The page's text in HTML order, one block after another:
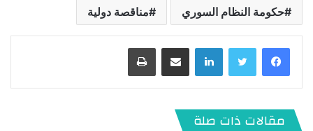
حكومة النظام السوري مناقصة دولية
لينكدإن
مقالات ذات صلة